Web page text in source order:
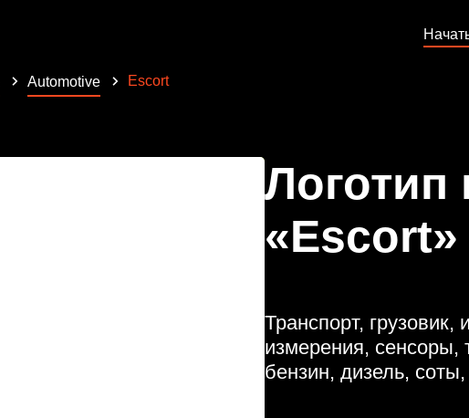
Automotive Escort
Логотип
«Escort»
Транспорт, грузовик,
измерения, сенсоры,
бензин, дизель,